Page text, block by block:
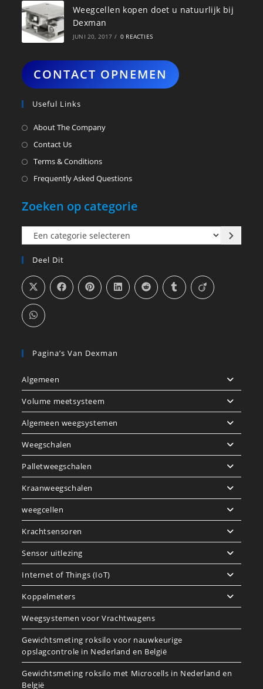
Weegcellen kopen doet u natuurlijk bij
Dexman
JUNI 20, 2017 / 0 REACTIES
CONTACT OPNEMEN
Useful Links
About The Company
Contact Us
Terms & Conditions
Frequently Asked Questions
Zoeken op categorie
Een
categorie
selecteren
Deel Dit
Pagina’s Van Dexman
Algemeen
Volume meetsysteem
Algemeen weegsystemen
Weegschalen
Palletweegschalen
Kraanweegschalen
weegcellen
Krachtsensoren
Sensor uitlezing
Internet of Things (IoT)
Koppelmeters
Weegsystemen voor Vrachtwagens
Gewichtsmeting roksilo voor nauwkeurige
opslagcontrole in Nederland en België
Gewichtsmeting roksilo met Microcells in Nederland en
België